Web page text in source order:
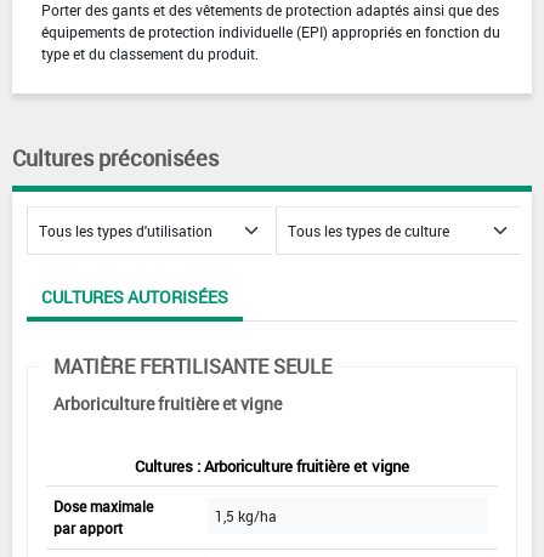
Porter des gants et des vêtements de protection adaptés ainsi que des
équipements de protection individuelle (EPI) appropriés en fonction du
type et du classement du produit.
Cultures préconisées
CULTURES AUTORISÉES
MATIÈRE FERTILISANTE SEULE
Arboriculture fruitière et vigne
Cultures : Arboriculture fruitière et vigne
Dose maximale
par apport
1,5 kg/ha